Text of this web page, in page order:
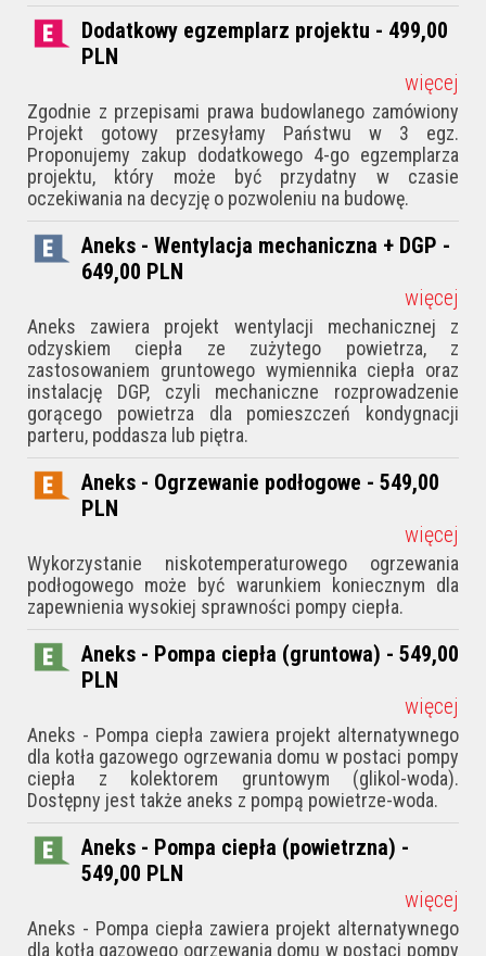
Dodatkowy egzemplarz projektu - 499,00
PLN
więcej
Zgodnie z przepisami prawa budowlanego zamówiony
Projekt gotowy przesyłamy Państwu w 3 egz.
Proponujemy zakup dodatkowego 4-go egzemplarza
projektu, który może być przydatny w czasie
oczekiwania na decyzję o pozwoleniu na budowę.
Aneks - Wentylacja mechaniczna + DGP -
649,00 PLN
więcej
Aneks zawiera projekt wentylacji mechanicznej z
odzyskiem ciepła ze zużytego powietrza, z
zastosowaniem gruntowego wymiennika ciepła oraz
instalację DGP, czyli mechaniczne rozprowadzenie
gorącego powietrza dla pomieszczeń kondygnacji
parteru, poddasza lub piętra.
Aneks - Ogrzewanie podłogowe - 549,00
PLN
więcej
Wykorzystanie niskotemperaturowego ogrzewania
podłogowego może być warunkiem koniecznym dla
zapewnienia wysokiej sprawności pompy ciepła.
Aneks - Pompa ciepła (gruntowa) - 549,00
PLN
więcej
Aneks - Pompa ciepła zawiera projekt alternatywnego
dla kotła gazowego ogrzewania domu w postaci pompy
ciepła z kolektorem gruntowym (glikol-woda).
Dostępny jest także aneks z pompą powietrze-woda.
Aneks - Pompa ciepła (powietrzna) -
549,00 PLN
więcej
Aneks - Pompa ciepła zawiera projekt alternatywnego
dla kotła gazowego ogrzewania domu w postaci pompy